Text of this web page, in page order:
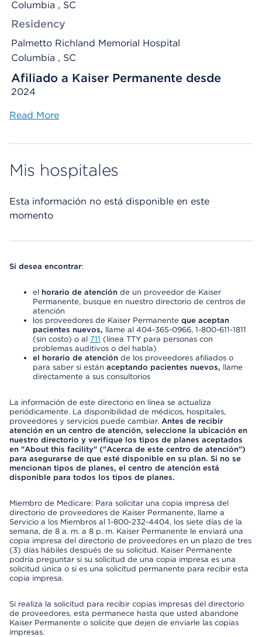
Columbia , SC
Residency
Palmetto Richland Memorial Hospital
Columbia , SC
Afiliado a Kaiser Permanente desde
2024
Read More
Mis hospitales
Esta información no está disponible en este
momento
Si desea encontrar:
el horario de atención de un proveedor de Kaiser
Permanente, busque en nuestro directorio de centros de
atención
los proveedores de Kaiser Permanente que aceptan
pacientes nuevos, llame al 404-365-0966, 1-800-611-1811
(sin costo) o al 711 (línea TTY para personas con
problemas auditivos o del habla)
el horario de atención de los proveedores afiliados o
para saber si están aceptando pacientes nuevos, llame
directamente a sus consultorios
La información de este directorio en línea se actualiza
periódicamente. La disponibilidad de médicos, hospitales,
proveedores y servicios puede cambiar. Antes de recibir
atención en un centro de atención, seleccione la ubicación en
nuestro directorio y verifique los tipos de planes aceptados
en "About this facility" ("Acerca de este centro de atención")
para asegurarse de que esté disponible en su plan. Si no se
mencionan tipos de planes, el centro de atención está
disponible para todos los tipos de planes.
Miembro de Medicare: Para solicitar una copia impresa del
directorio de proveedores de Kaiser Permanente, llame a
Servicio a los Miembros al 1-800-232-4404, los siete días de la
semana, de 8 a. m. a 8 p. m. Kaiser Permanente le enviará una
copia impresa del directorio de proveedores en un plazo de tres
(3) días hábiles después de su solicitud. Kaiser Permanente
podría preguntar si su solicitud de una copia impresa es una
solicitud única o si es una solicitud permanente para recibir esta
copia impresa.
Si realiza la solicitud para recibir copias impresas del directorio
de proveedores, esta permanece hasta que usted abandone
Kaiser Permanente o solicite que dejen de enviarle las copias
impresas.